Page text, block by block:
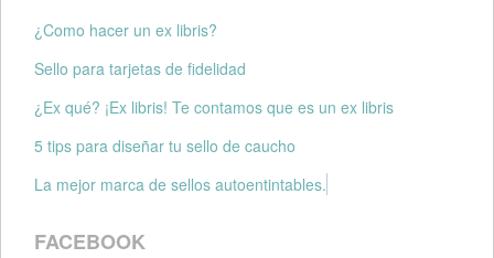
¿Como hacer un ex libris?
Sello para tarjetas de fidelidad
¿Ex qué? ¡Ex libris! Te contamos que es un ex libris
5 tips para diseñar tu sello de caucho
La mejor marca de sellos autoentintables.
FACEBOOK